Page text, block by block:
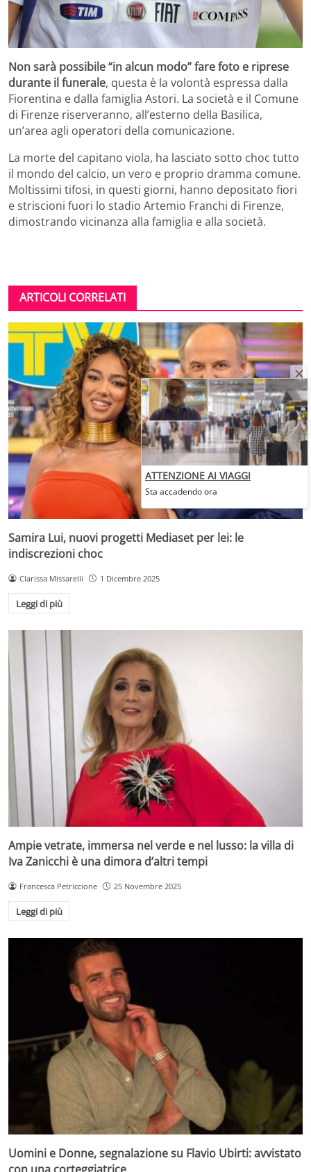
Non sarà possibile “in alcun modo” fare foto e riprese
durante il funerale, questa è la volontà espressa dalla
Fiorentina e dalla famiglia Astori. La società e il Comune
di Firenze riserveranno, all’esterno della Basilica,
un’area agli operatori della comunicazione.
La morte del capitano viola, ha lasciato sotto choc tutto
il mondo del calcio, un vero e proprio dramma comune.
Moltissimi tifosi, in questi giorni, hanno depositato fiori
e striscioni fuori lo stadio Artemio Franchi di Firenze,
dimostrando vicinanza alla famiglia e alla società.
ARTICOLI CORRELATI
Samira Lui, nuovi progetti Mediaset per lei: le
indiscrezioni choc
Clarissa Missarelli 1 Dicembre 2025
Leggi di più
Ampie vetrate, immersa nel verde e nel lusso: la villa di
Iva Zanicchi è una dimora d’altri tempi
Francesca Petriccione 25 Novembre 2025
Leggi di più
Uomini e Donne, segnalazione su Flavio Ubirti: avvistato
ATTENZIONE AI VIAGGI
Sta accadendo ora